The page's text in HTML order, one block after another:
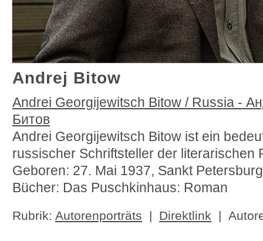
Andrej Bitow
Andrei Georgijewitsch Bitow / Russia -
Битов
Andrei Georgijewitsch Bitow ist ein
russischer Schriftsteller der literarischen
Geboren: 27. Mai 1937, Sankt
Bücher: Das Puschkinhaus: Roman
Rubrik: Autorenporträts | Direktlink |